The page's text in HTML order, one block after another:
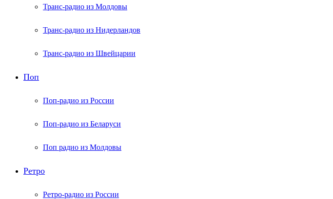
Транс-радио из Молдовы
Транс-радио из Нидерландов
Транс-радио из Швейцарии
Поп
Поп-радио из России
Поп-радио из Беларуси
Поп радио из Молдовы
Ретро
Ретро-радио из России